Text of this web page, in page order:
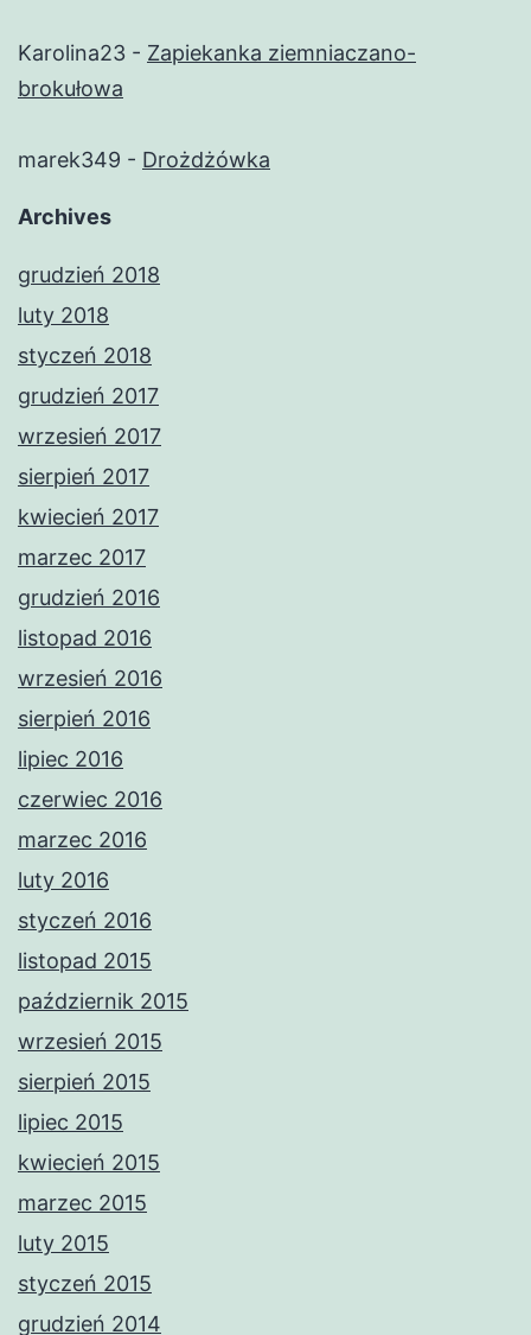
Karolina23 - Zapiekanka ziemniaczano-
brokułowa
marek349 - Drożdżówka
Archives
grudzień 2018
luty 2018
styczeń 2018
grudzień 2017
wrzesień 2017
sierpień 2017
kwiecień 2017
marzec 2017
grudzień 2016
listopad 2016
wrzesień 2016
sierpień 2016
lipiec 2016
czerwiec 2016
marzec 2016
luty 2016
styczeń 2016
listopad 2015
październik 2015
wrzesień 2015
sierpień 2015
lipiec 2015
kwiecień 2015
marzec 2015
luty 2015
styczeń 2015
grudzień 2014